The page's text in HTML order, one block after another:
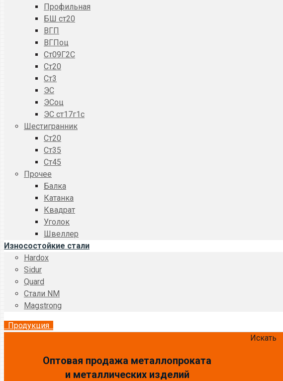
Профильная
БШ ст20
ВГП
ВГПоц
Ст09Г2С
Ст20
Ст3
ЭС
ЭСоц
ЭС ст17г1с
Шестигранник
Ст20
Ст35
Ст45
Прочее
Балка
Катанка
Квадрат
Уголок
Швеллер
Износостойкие стали
Hardox
Sidur
Quard
Стали NM
Magstrong
Продукция
Оптовая продажа металлопроката
и металлических изделий
Искать